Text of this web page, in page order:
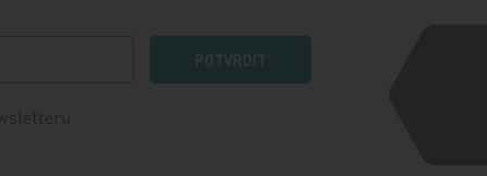
POTVRDIT